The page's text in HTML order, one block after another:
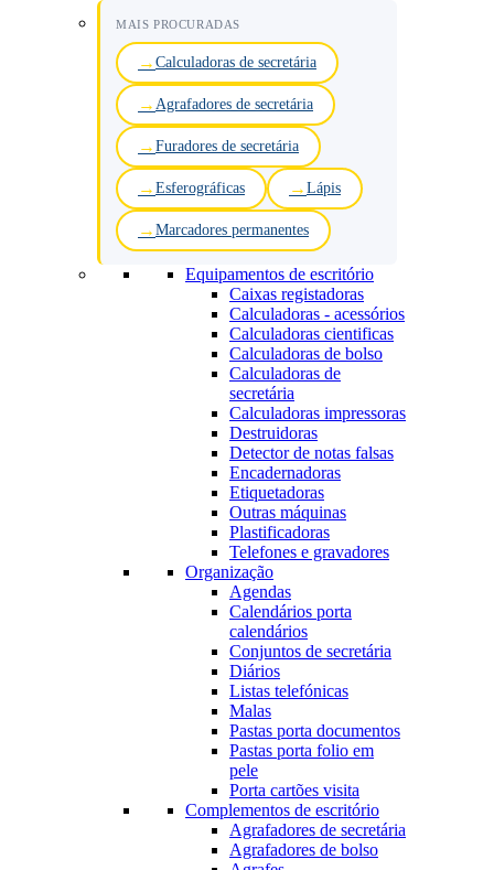
MAIS PROCURADAS
Calculadoras de secretária
Agrafadores de secretária
Furadores de secretária
Esferográficas Lápis
Marcadores permanentes
Equipamentos de escritório
Caixas registadoras
Calculadoras - acessórios
Calculadoras cientificas
Calculadoras de bolso
Calculadoras de
secretária
Calculadoras impressoras
Destruidoras
Detector de notas falsas
Encadernadoras
Etiquetadoras
Outras máquinas
Plastificadoras
Telefones e gravadores
Organização
Agendas
Calendários porta
calendários
Conjuntos de secretária
Diários
Listas telefónicas
Malas
Pastas porta documentos
Pastas porta folio em
pele
Porta cartões visita
Complementos de escritório
Agrafadores de secretária
Agrafadores de bolso